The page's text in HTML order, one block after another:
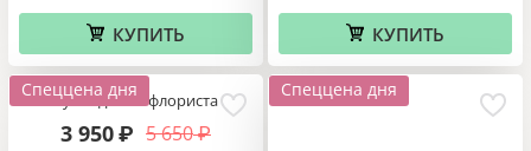
КУПИТЬ КУПИТЬ
Спеццена дня
Букет дня от флориста
5 650 ₽
3 950₽
Спеццена дня